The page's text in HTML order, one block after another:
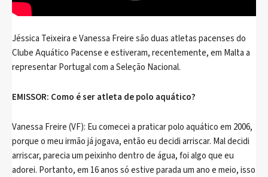
Jéssica Teixeira e Vanessa Freire são duas atletas pacenses do
Clube Aquático Pacense e estiveram, recentemente, em Malta a
representar Portugal com a Seleção Nacional.
EMISSOR: Como é ser atleta de polo aquático?
Vanessa Freire (VF): Eu comecei a praticar polo aquático em 2006,
porque o meu irmão já jogava, então eu decidi arriscar. Mal decidi
arriscar, parecia um peixinho dentro de água, foi algo que eu
adorei. Portanto, em 16 anos só estive parada um ano e meio, isso